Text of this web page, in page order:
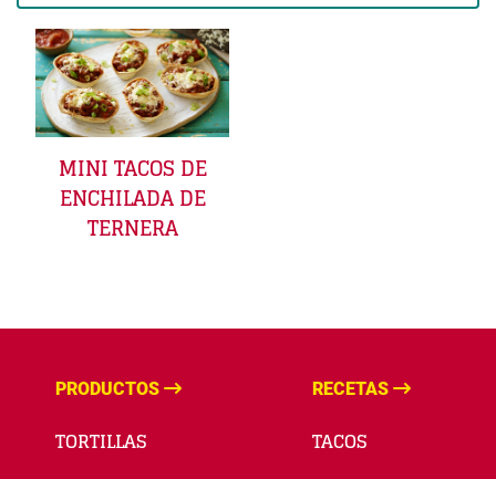
Category
MINI TACOS DE
ENCHILADA DE
TERNERA
PRODUCTOS
TORTILLAS
RECETAS
TACOS